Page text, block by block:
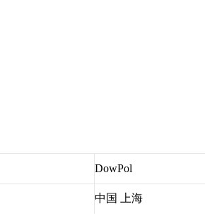
DowPol
中国 上海